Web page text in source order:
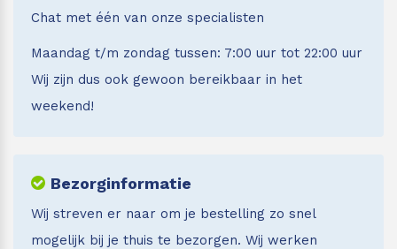
Chat met één van onze specialisten
Maandag t/m zondag tussen: 7:00 uur tot 22:00 uur
Wij zijn dus ook gewoon bereikbaar in het
weekend!
Bezorginformatie
Wij streven er naar om je bestelling zo snel
mogelijk bij je thuis te bezorgen. Wij werken